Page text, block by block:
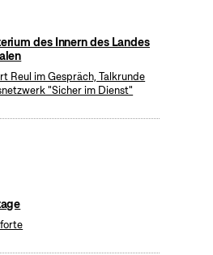
des Innern des Landes
Reul im Gespräch, Talkrunde
"Sicher im Dienst"